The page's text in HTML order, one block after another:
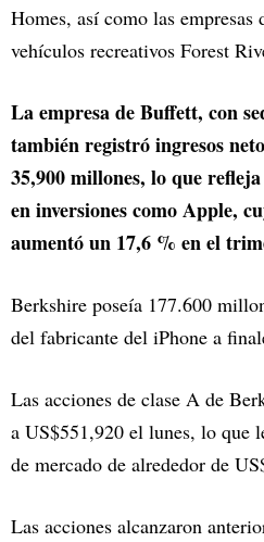
Homes, así como las empresas
vehículos recreativos Forest
La empresa de Buffett, con
también registró ingresos
35,900 millones, lo que
en inversiones como Apple,
aumentó un 17,6 % en el
Berkshire poseía 177.600
del fabricante del iPhone a
Las acciones de clase A de
a US$551,920 el lunes, lo que
de mercado de alrededor de
Las acciones alcanzaron